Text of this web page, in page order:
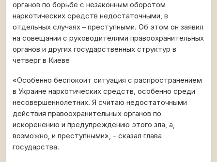
органов по борьбе с незаконным оборотом
наркотических средств недостаточными, в
отдельных случаях – преступными. Об этом он заявил
на совещании с руководителями правоохранительных
органов и других государственных структур в
четверг в Киеве
«Особенно беспокоит ситуация с распространением
в Украине наркотических средств, особенно среди
несовершеннолетних. Я считаю недостаточными
действия правоохранительных органов по
искоренению и предупреждению этого зла, а,
возможно, и преступными», - сказал глава
государства.